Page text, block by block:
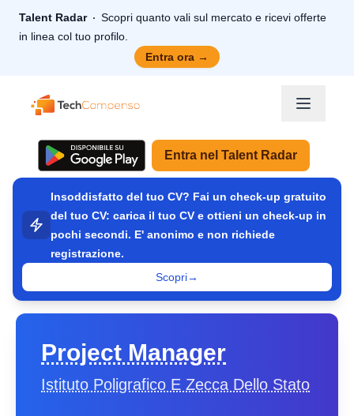
Talent Radar
Scopri quanto vali sul mercato e ricevi offerte
in linea col tuo profilo.
Entra ora →
TechCompenso
Entra nel Talent Radar
Insoddisfatto del tuo CV? Fai un check-up gratuito
del tuo CV: carica il tuo CV e ottieni un check-up in
pochi secondi. E' anonimo e non richiede
registrazione.
Scopri→
Project Manager
Istituto Poligrafico E Zecca Dello Stato